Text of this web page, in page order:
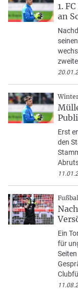
1.
an
Erst
den
Ein
für